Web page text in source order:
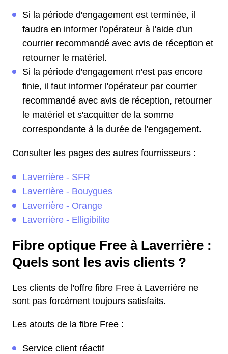
Si la période d'engagement est terminée, il
faudra en informer l'opérateur à l'aide d'un
courrier recommandé avec avis de réception et
retourner le matériel.
Si la période d'engagement n'est pas encore
finie, il faut informer l'opérateur par courrier
recommandé avec avis de réception, retourner
le matériel et s'acquitter de la somme
correspondante à la durée de l'engagement.
Consulter les pages des autres fournisseurs :
Laverrière - SFR
Laverrière - Bouygues
Laverrière - Orange
Laverrière - Elligibilite
Fibre optique Free à Laverrière :
Quels sont les avis clients ?
Les clients de l'offre fibre Free à Laverrière ne
sont pas forcément toujours satisfaits.
Les atouts de la fibre Free :
Service client réactif